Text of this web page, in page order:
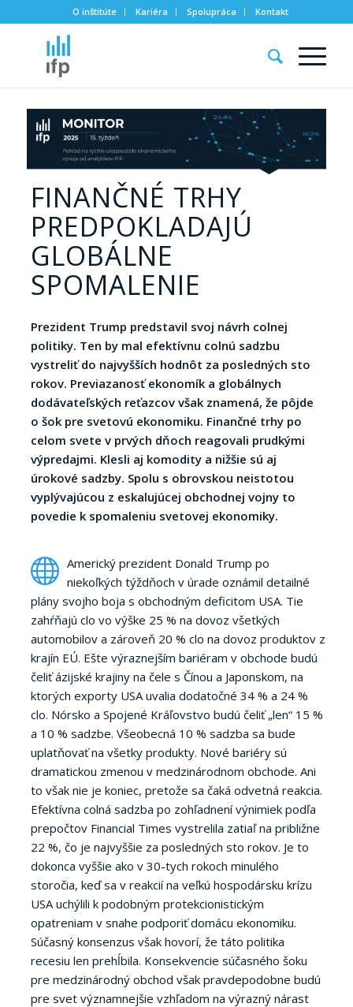
O inštitúte Kariéra Spolupráca Kontakt
FINANČNÉ TRHY
PREDPOKLADAJÚ
GLOBÁLNE
SPOMALENIE
Prezident Trump predstavil svoj návrh colnej
politiky. Ten by mal efektívnu colnú sadzbu
vystreliť do najvyšších hodnôt za posledných sto
rokov. Previazanosť ekonomík a globálnych
dodávateľských reťazcov však znamená, že pôjde
o šok pre svetovú ekonomiku. Finančné trhy po
celom svete v prvých dňoch reagovali prudkými
výpredajmi. Klesli aj komodity a nižšie sú aj
úrokové sadzby. Spolu s obrovskou neistotou
vyplývajúcou z eskalujúcej obchodnej vojny to
povedie k spomaleniu svetovej ekonomiky.
Americký prezident Donald Trump po
niekoľkých týždňoch v úrade oznámil detailné
plány svojho boja s obchodným deficitom USA. Tie
zahŕňajú clo vo výške 25 % na dovoz všetkých
automobilov a zároveň 20 % clo na dovoz produktov z
krajín EÚ. Ešte výraznejším bariéram v obchode budú
čeliť ázijské krajiny na čele s Čínou a Japonskom, na
ktorých exporty USA uvalia dodatočné 34 % a 24 %
clo. Nórsko a Spojené Kráľovstvo budú čeliť „len“ 15 %
a 10 % sadzbe. Všeobecná 10 % sadzba sa bude
uplatňovať na všetky produkty. Nové bariéry sú
dramatickou zmenou v medzinárodnom obchode. Ani
to však nie je koniec, pretože sa čaká odvetná reakcia.
Efektívna colná sadzba po zohľadnení výnimiek podľa
prepočtov Financial Times vystrelila zatiaľ na približne
22 %, čo je najvyššie za posledných sto rokov. Je to
dokonca vyššie ako v 30-tych rokoch minulého
storočia, keď sa v reakcií na veľkú hospodársku krízu
USA uchýlili k podobným protekcionistickým
opatreniam v snahe podporiť domácu ekonomiku.
Súčasný konsenzus však hovorí, že táto politika
recesiu len prehĺbila. Konsekvencie súčasného šoku
pre medzinárodný obchod však pravdepodobne budú
pre svet významnejšie vzhľadom na výrazný nárast